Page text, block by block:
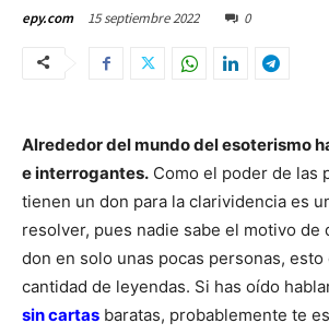
epy.com 15 septiembre 2022 0
Alrededor del mundo del esoterismo
e interrogantes. Como el poder de las
tienen un don para la clarividencia es
resolver, pues nadie sabe el motivo de
don en solo unas pocas personas, esto
cantidad de leyendas. Si has oído
sin cartas baratas, probablemente te